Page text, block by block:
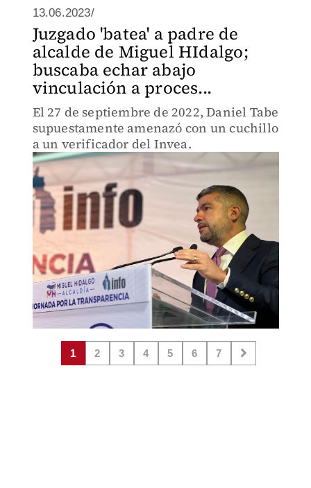
13.06.2023/
Juzgado 'batea' a padre de
alcalde de Miguel HIdalgo;
buscaba echar abajo
vinculación a proces...
El 27 de septiembre de 2022, Daniel Tabe
supuestamente amenazó con un cuchillo
a un verificador del Invea.
1 2 3 4 5 6 7